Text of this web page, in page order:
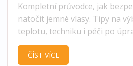
Kompletní průvodce, jak
natočit jemné vlasy. Tipy na
teplotu, techniku i péči po
ČÍST VÍCE